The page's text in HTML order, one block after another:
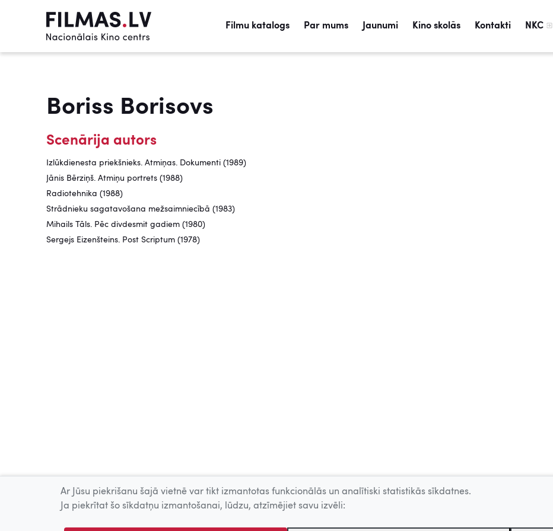
Filmu katalogs Par mums Jaunumi Kino skolās Kontakti NKC
Boriss Borisovs
Scenārija autors
Izlūkdienesta priekšnieks. Atmiņas. Dokumenti (1989)
Jānis Bērziņš. Atmiņu portrets (1988)
Radiotehnika (1988)
Strādnieku sagatavošana mežsaimniecībā (1983)
Mihails Tāls. Pēc divdesmit gadiem (1980)
Sergejs Eizenšteins. Post Scriptum (1978)
Ar Jūsu piekrišanu šajā vietnē var tikt izmantotas funkcionālās un analītiski statistikās sīkdatnes.
Ja piekrītat šo sīkdatņu izmantošanai, lūdzu, atzīmējiet savu izvēli: